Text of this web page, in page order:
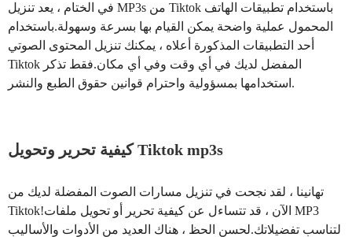
في الختام ، يعد تنزيل MP3s من Tiktok باستخدام تطبيقات الهاتف
المحمول عملية واضحة يمكن القيام بها بسرعة وسهولة.باستخدام
أحد التطبيقات المذكورة أعلاه ، يمكنك تنزيل المحتوى الصوتي
Tiktok المفضل لديك في أي وقت وفي أي مكان.فقط تذكر
استخدامها بمسؤولية واحترام قوانين حقوق الطبع والنشر.
كيفية تحرير وتحويل Tiktok mp3s
تهانينا ، لقد نجحت في تنزيل مسارات الصوت المفضلة لديك من
Tiktok!الآن ، قد تتساءل عن كيفية تحرير أو تحويل ملفات MP3
لتناسب تفضيلاتك.لحسن الحظ ، هناك العديد من الأدوات والأساليب